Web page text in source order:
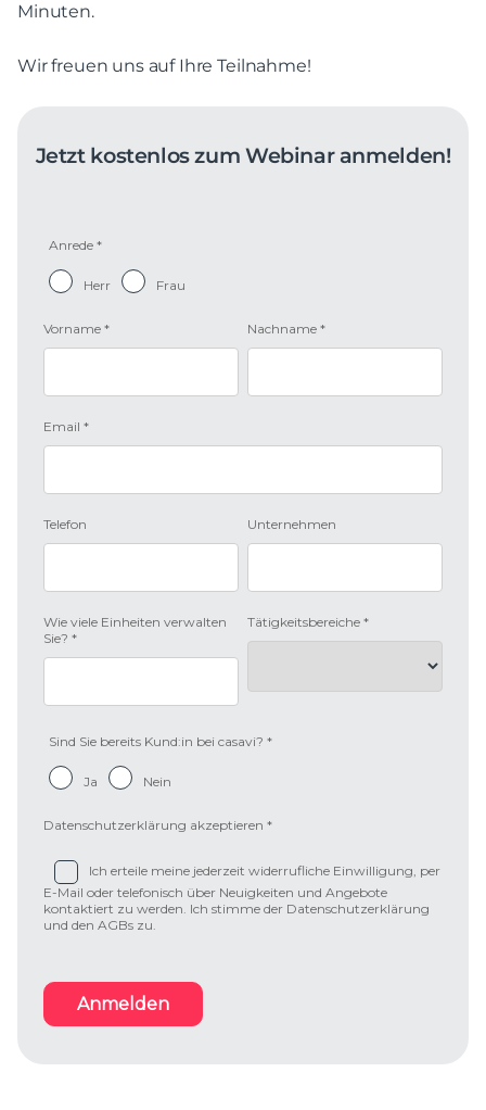
Minuten.
Wir freuen uns auf Ihre Teilnahme!
Jetzt kostenlos zum Webinar anmelden!